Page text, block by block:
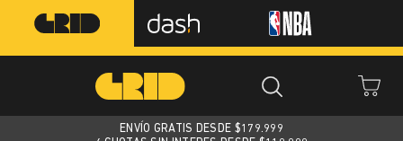
ENVÍO GRATIS DESDE $179.999